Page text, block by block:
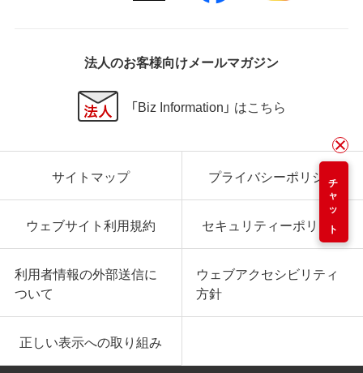
チャット
法人のお客様向けメールマガジン
「Biz Information」 はこちら
サイトマップ プライバシーポリシー
ウェブサイト利用規約 セキュリティーポリシー
利用者情報の外部送信に
ついて
ウェブアクセシビリティ
方針
正しい表示への取り組み